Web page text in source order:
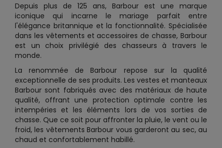
Depuis plus de 125 ans, Barbour est une marque
iconique qui incarne le mariage parfait entre
l'élégance britannique et la fonctionnalité. Spécialisée
dans les vêtements et accessoires de chasse, Barbour
est un choix privilégié des chasseurs à travers le
monde.
La renommée de Barbour repose sur la qualité
exceptionnelle de ses produits. Les vestes et manteaux
Barbour sont fabriqués avec des matériaux de haute
qualité, offrant une protection optimale contre les
intempéries et les éléments lors de vos sorties de
chasse. Que ce soit pour affronter la pluie, le vent ou le
froid, les vêtements Barbour vous garderont au sec, au
chaud et confortablement habillé.